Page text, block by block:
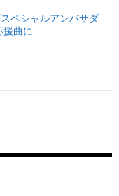
ペシャルアンバサダ
援曲に